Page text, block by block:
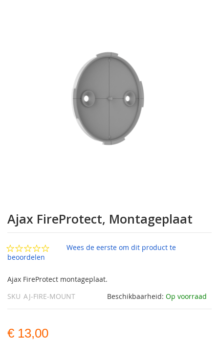
naar
het
begin
de
afbeeldingen-
Ajax FireProtect, Montageplaat
Wees de eerste om dit product te
beoordelen
Ajax FireProtect montageplaat.
Beschikbaarheid: Op voorraad
SKU AJ-FIRE-MOUNT
€ 13,00